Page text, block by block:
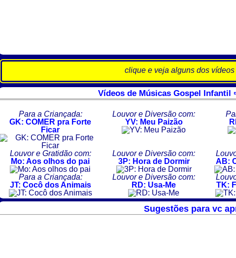
clique e veja alguns dos vídeos
Vídeos de Músicas Gospel Infantil
Para a Criançada:
GK: COMER pra Forte
Ficar
Louvor e Diversão com:
YV: Meu Paizão
Louvor e Gratidão com:
Mo: Aos olhos do pai
Louvor e Diversão com:
3P: Hora de Dormir
AB:
Para a Criançada:
JT: Cocô dos Animais
Louvor e Diversão com:
RD: Usa-Me
TK:
Sugestões para vc